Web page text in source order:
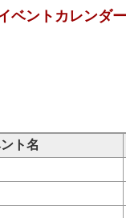
イベントカレンダー
ト名